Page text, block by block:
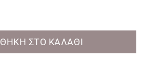
ΣΤΟ ΚΑΛΆΘΙ